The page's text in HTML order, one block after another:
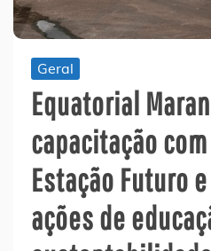
Geral
Equatorial
capacitação
Estação Futuro
ações de